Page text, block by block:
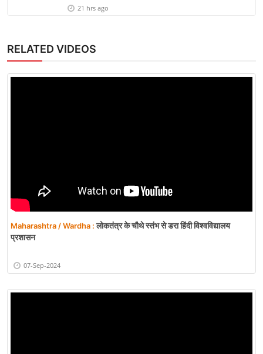
21 hrs ago
RELATED VIDEOS
Maharashtra / Wardha :लोकतंत्र के चौथे स्तंभ से डरा हिंदी विश्वविद्यालय
प्रशासन
07-Sep-2024